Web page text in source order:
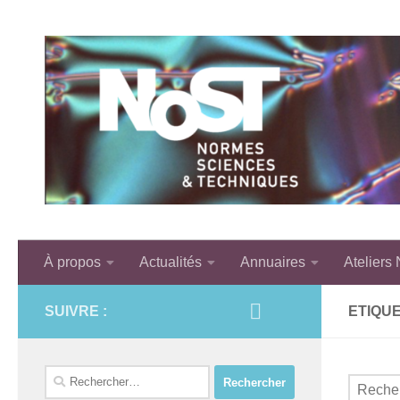
À propos Actualités Annuaires Ateliers
SUIVRE :
Rechercher :